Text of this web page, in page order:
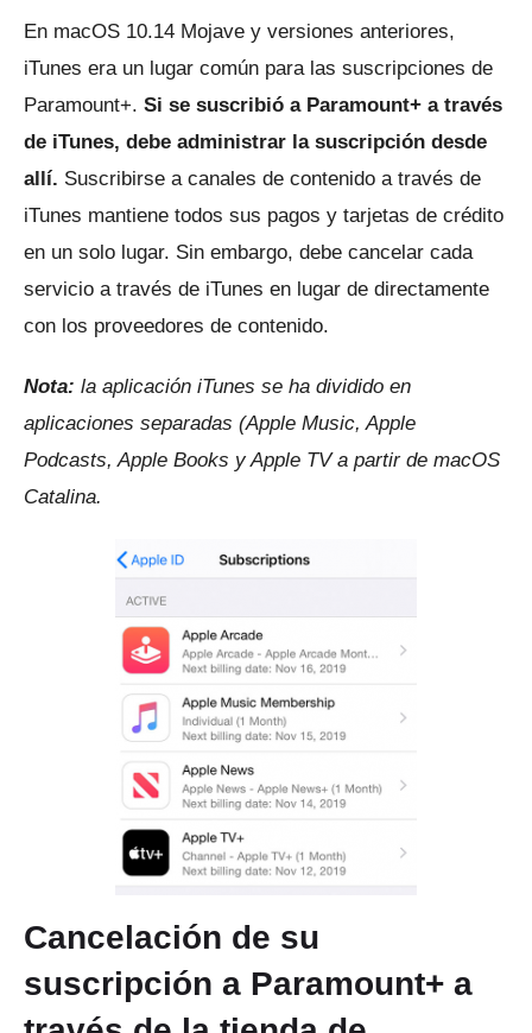
En macOS 10.14 Mojave y versiones anteriores,
iTunes era un lugar común para las suscripciones de
Paramount+. Si se suscribió a Paramount+ a través
de iTunes, debe administrar la suscripción desde
allí. Suscribirse a canales de contenido a través de
iTunes mantiene todos sus pagos y tarjetas de crédito
en un solo lugar. Sin embargo, debe cancelar cada
servicio a través de iTunes en lugar de directamente
con los proveedores de contenido.
Nota: la aplicación iTunes se ha dividido en
aplicaciones separadas (Apple Music, Apple
Podcasts, Apple Books y Apple TV a partir de macOS
Catalina.
Cancelación de su
suscripción a Paramount+ a